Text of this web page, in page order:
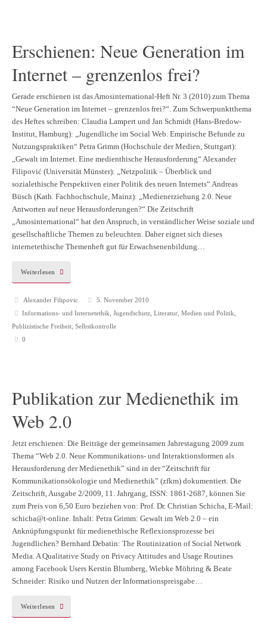
Erschienen: Neue Generation im
Internet – grenzenlos frei?
Gerade erschienen ist das Amosinternational-Heft Nr. 3 (2010) zum Thema
“Neue Generation im Internet – grenzenlos frei?“. Zum Schwerpunktthema
des Heftes schreiben: Claudia Lampert und Jan Schmidt (Hans-Bredow-
Institut, Hamburg): „Jugendliche im Social Web. Empirische Befunde zu
Nutzungspraktiken“ Petra Grimm (Hochschule der Medien, Stuttgart):
„Gewalt im Internet. Eine medienthische Herausforderung“ Alexander
Filipović (Universität Münster): „Netzpolitik – Überblick und
sozialethische Perspektiven einer Politik des neuen Internets“ Andreas
Büsch (Kath. Fachhochschule, Mainz): „Medienerziehung 2.0. Neue
Antworten auf neue Herausforderungen?“ Die Zeitschrift
„Amosinternational“ hat den Anspruch, in verständlicher Weise soziale und
gesellschaftliche Themen zu beleuchten. Daher eignet sich dieses
internetethische Themenheft gut für Erwachsenenbildung…
Weiterlesen
Alexander Filipovic
5. November 2010
Informations- und Internetethik Jugendschutz, Literatur, Medien und Politik
Publizistische Freiheit Selbstkontrolle
0
Publikation zur Medienethik im
Web 2.0
Jetzt erschienen: Die Beiträge der gemeinsamen Jahrestagung 2009 zum
Thema “Web 2.0. Neue Kommunikations- und Interaktionsformen als
Herausforderung der Medienethik” sind in der “Zeitschrift für
Kommunikationsökologie und Medienethik” (zfkm) dokumentiert. Die
Zeitschrift, Ausgabe 2/2009, 11. Jahrgang, ISSN: 1861-2687, können Sie
zum Preis von 6,50 Euro beziehen von: Prof. Dr. Christian Schicha, E-Mail:
schicha@t-online. Inhalt: Petra Grimm: Gewalt im Web 2.0 – ein
Anknüpfungspunkt für medienethische Reflexionsprozesse bei
Jugendlichen? Bernhard Debatin: The Routinization of Social Network
Media. A Qualitative Study on Privacy Attitudes and Usage Routines
among Facebook Users Kerstin Blumberg, Wiebke Möhring & Beate
Schneider: Risiko und Nutzen der Informationspreisgabe…
Weiterlesen